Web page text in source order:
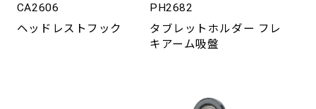
CA2606
ヘッドレストフック
PH2682
タブレットホルダー フレ
キアーム吸盤